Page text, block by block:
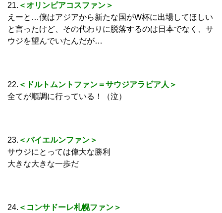
21. ＜オリンピアコスファン＞
えーと…僕はアジアから新たな国がW杯に出場してほしい
と言ったけど、その代わりに脱落するのは日本でなく、サ
ウジを望んでいたんだが…
22. ＜ドルトムントファン＝サウジアラビア人＞
全てが順調に行っている！（泣）
23. ＜バイエルンファン＞
サウジにとっては偉大な勝利
大きな大きな一歩だ
24. ＜コンサドーレ札幌ファン＞